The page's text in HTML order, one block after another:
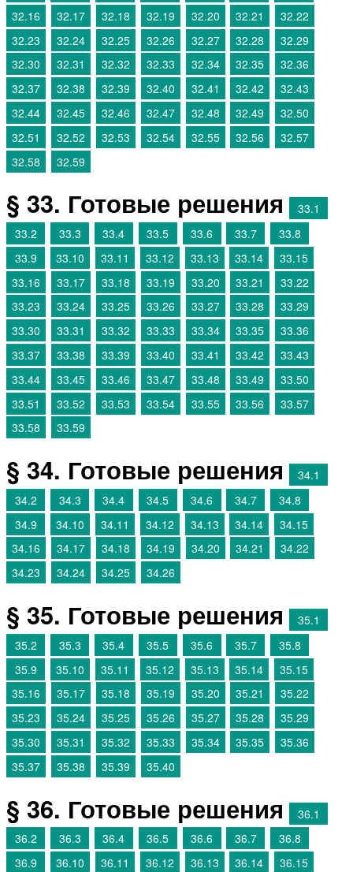
32.16 32.17 32.18 32.19 32.20 32.21
32.22
32.23
32.24 32.25 32.26 32.27 32.28
32.29
32.30
32.31 32.32 32.33 32.34 32.35
32.36
32.37
32.38 32.39 32.40 32.41 32.42
32.43
32.44
32.45 32.46 32.47 32.48 32.49
32.50
32.51
32.52 32.53 32.54 32.55 32.56
32.57
32.58
32.59
§ 33. Готовые решения
33.1
33.2
33.3 33.4 33.5 33.6 33.7
33.8
33.9
33.10 33.11 33.12 33.13 33.14
33.15
33.16
33.17 33.18 33.19 33.20 33.21
33.22
33.23
33.24 33.25 33.26 33.27 33.28
33.29
33.30
33.31 33.32 33.33 33.34 33.35
33.36
33.37
33.38 33.39 33.40 33.41 33.42
33.43
33.44
33.45 33.46 33.47 33.48 33.49
33.50
33.51
33.52 33.53 33.54 33.55 33.56
33.57
33.58
33.59
§ 34. Готовые решения
34.1
34.2
34.3 34.4 34.5 34.6 34.7
34.8
34.9
34.10 34.11 34.12 34.13 34.14
34.15
34.16
34.17 34.18 34.19 34.20 34.21
34.22
34.23
34.24 34.25 34.26
§ 35. Готовые решения
35.1
35.2
35.3 35.4 35.5 35.6 35.7
35.8
35.9
35.10 35.11 35.12 35.13 35.14
35.15
35.16
35.17 35.18 35.19 35.20 35.21
35.22
35.23
35.24 35.25 35.26 35.27 35.28
35.29
35.30
35.31 35.32 35.33 35.34 35.35
35.36
35.37
35.38 35.39 35.40
§ 36. Готовые решения
36.1
36.2
36.3 36.4 36.5 36.6 36.7
36.8
36.9
36.10 36.11 36.12 36.13 36.14
36.15